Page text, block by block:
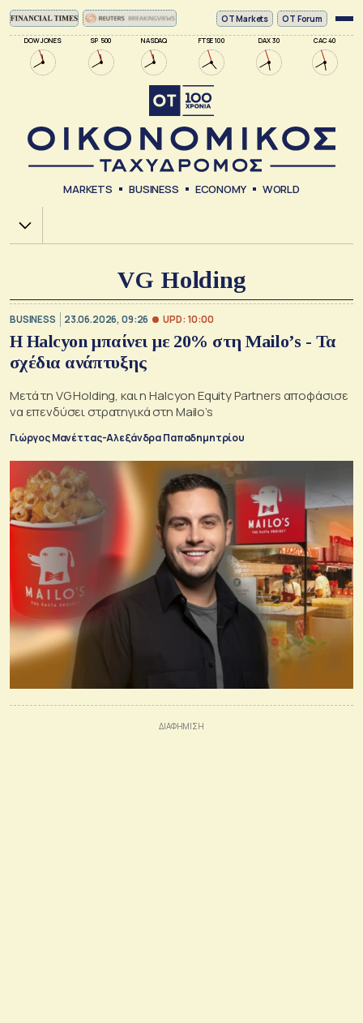
DOW JONES SP 500 NASDAQ FTSE 100 DAX 30 CAC 40
ΟΤ Markets OT Forum
MARKETS BUSINESS ECONOMY WORLD
Χ.Α.
VG Holding
BUSINESS 23.06.2026, 09:26 UPD: 10:00
Η Halcyon μπαίνει με 20% στη Mailo’s - Τα
σχέδια ανάπτυξης
Μετά τη VG Holding, και η Halcyon Equity Partners αποφάσισε
να επενδύσει στρατηγικά στη Mailo’s
Γιώργος Μανέττας-Αλεξάνδρα Παπαδημητρίου